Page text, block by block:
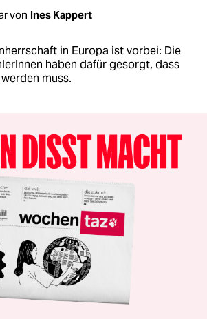
von Ines Kappert
in Europa ist vorbei: Die
haben dafür gesorgt, dass
muss.